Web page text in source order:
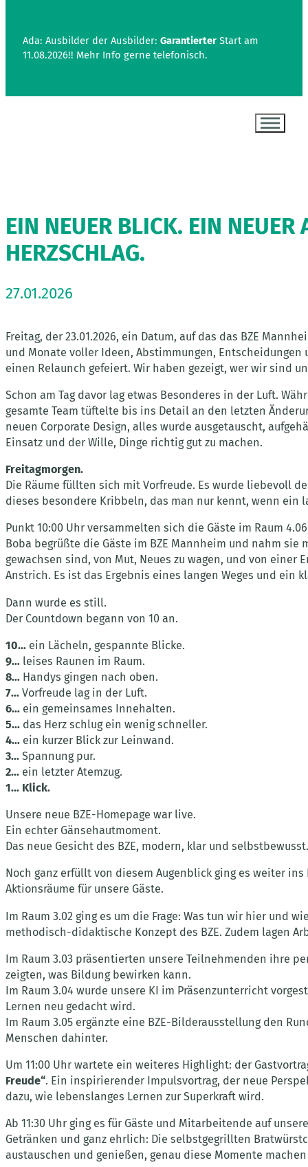
Ada: Ausbilder der Ausbilder: GarantierterStart am
11.08.2026!! Mehr Info gerne telefonisch.
EIN NEUER BLICK. EIN NEUER
HERZSCHLAG.
27.01.2026
Freitag, der 23.01.2026, ein Datum, auf das das BZE
und Monate voller Ideen, Abstimmungen,
einen Relaunch gefeiert. Wir haben gezeigt, wer wir sind
Schon am Tag davor lag etwas Besonderes in der Luft.
gesamte Team tüftelte bis ins Detail an den letzten
neuen Corporate Design, alles wurde ausgetauscht,
Einsatz und der Wille, Dinge richtig gut zu machen.
Freitagmorgen.
Die Räume füllten sich mit Vorfreude. Es wurde liebevoll
dieses besondere Kribbeln, das man nur kennt, wenn
Punkt 10:00 Uhr versammelten sich die Gäste im Raum
Boba begrüßte die Gäste im BZE Mannheim und nahm
gewachsen sind, von Mut, Neues zu wagen, und von
Anstrich. Es ist das Ergebnis eines langen Weges und ein
Dann wurde es still.
Der Countdown begann von 10 an.
10… ein Lächeln, gespannte Blicke.
9… leises Raunen im Raum.
8… Handys gingen nach oben.
7… Vorfreude lag in der Luft.
6… ein gemeinsames Innehalten.
5… das Herz schlug ein wenig schneller.
4… ein kurzer Blick zur Leinwand.
3… Spannung pur.
2… ein letzter Atemzug.
1… Klick.
Unsere neue BZE-Homepage war live.
Ein echter Gänsehautmoment.
Das neue Gesicht des BZE, modern, klar und
Noch ganz erfüllt von diesem Augenblick ging es weiter
Aktionsräume für unsere Gäste.
Im Raum 3.02 ging es um die Frage: Was tun wir hier und
methodisch-didaktische Konzept des BZE. Zudem lagen
Im Raum 3.03 präsentierten unsere Teilnehmenden ihre
zeigten, was Bildung bewirken kann.
Im Raum 3.04 wurde unsere KI im Präsenzunterricht
Lernen neu gedacht wird.
Im Raum 3.05 ergänzte eine BZE-Bilderausstellung den
Menschen dahinter.
Um 11:00 Uhr wartete ein weiteres Highlight: der
Freude“. Ein inspirierender Impulsvortrag, der neue
dazu, wie lebenslanges Lernen zur Superkraft wird.
Ab 11:30 Uhr ging es für Gäste und Mitarbeitende auf
Getränken und ganz ehrlich: Die selbstgegrillten
austauschen und genießen, genau diese Momente